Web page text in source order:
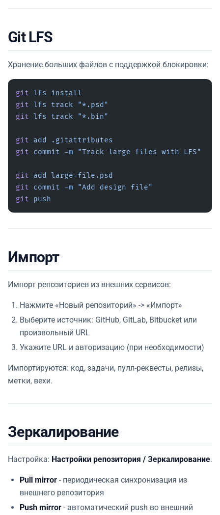
Git LFS
Хранение больших файлов с поддержкой блокировки:
git lfs install
git lfs track "*.psd"
git lfs track "*.bin"
git add
.gitattributes
git commit -m "Track large files with LFS"
git add
large-file.psd
git commit -m "Add design file"
git push
Импорт
Импорт репозиториев из внешних сервисов:
Нажмите «Новый репозиторий» -> «Импорт»
Выберите источник: GitHub, GitLab, Bitbucket или
произвольный URL
Укажите URL и авторизацию (при необходимости)
Импортируются: код, задачи, пулл-реквесты, релизы,
метки, вехи.
Зеркалирование
Настройка: Настройки репозитория / Зеркалирование.
Pull mirror - периодическая синхронизация из
внешнего репозитория
Push mirror - автоматический push во внешний